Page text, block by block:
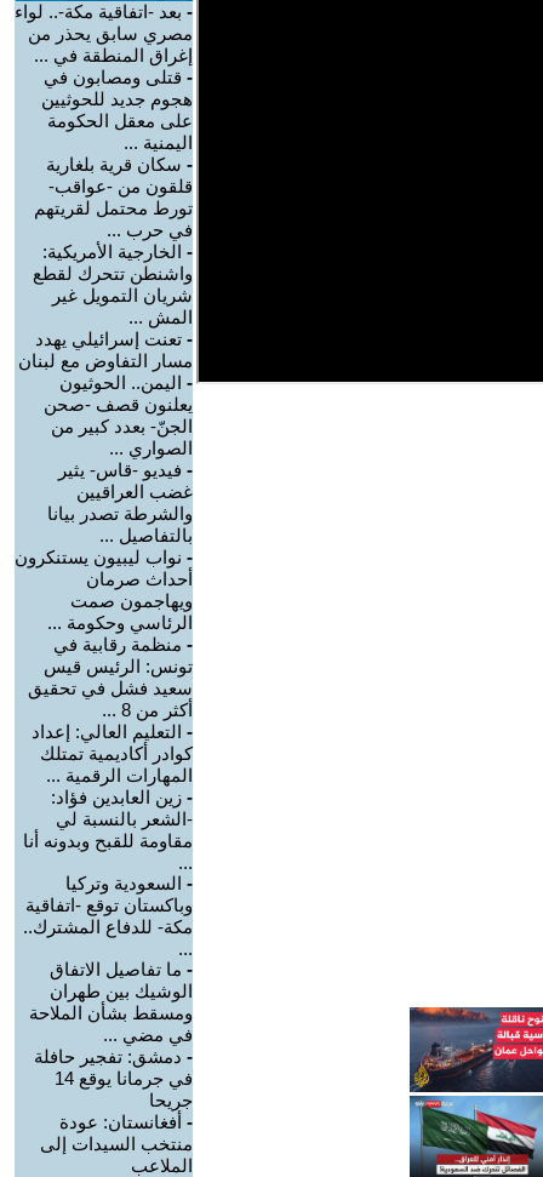
- بعد -اتفاقية مكة-.. لواء
مصري سابق يحذر من
إغراق المنطقة في ...
- قتلى ومصابون في
هجوم جديد للحوثيين
على معقل الحكومة
اليمنية ...
- سكان قرية بلغارية
قلقون من -عواقب-
تورط محتمل لقريتهم
في حرب ...
- الخارجية الأمريكية:
واشنطن تتحرك لقطع
شريان التمويل غير
المش ...
- تعنت إسرائيلي يهدد
مسار التفاوض مع لبنان
- اليمن.. الحوثيون
يعلنون قصف -صحن
الجنّ- بعدد كبير من
الصواري ...
- فيديو -قاس- يثير
غضب العراقيين
والشرطة تصدر بيانا
بالتفاصيل ...
- نواب ليبيون يستنكرون
أحداث صرمان
ويهاجمون صمت
الرئاسي وحكومة ...
- منظمة رقابية في
تونس: الرئيس قيس
سعيد فشل في تحقيق
أكثر من 8 ...
- التعليم العالي: إعداد
كوادر أكاديمية تمتلك
المهارات الرقمية ...
- زين العابدين فؤاد:
-الشعر بالنسبة لي
مقاومة للقبح وبدونه أنا
...
- السعودية وتركيا
وباكستان توقع -اتفاقية
مكة- للدفاع المشترك..
...
- ما تفاصيل الاتفاق
الوشيك بين طهران
ومسقط بشأن الملاحة
في مضي ...
- دمشق: تفجير حافلة
في جرمانا يوقع 14
جريحا
- أفغانستان: عودة
منتخب السيدات إلى
الملاعب